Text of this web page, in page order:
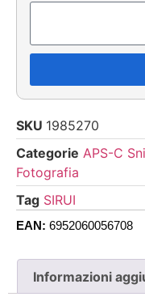
SKU 1985270
Categorie APS-C
Fotografia
Tag SIRUI
EAN: 6952060056708
Informazioni